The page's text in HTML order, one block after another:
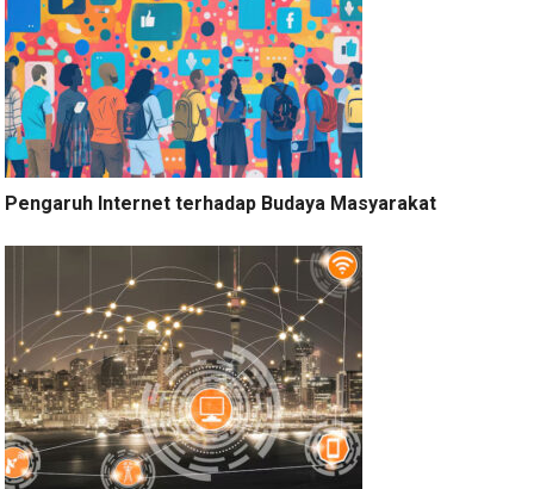
Pengaruh Internet terhadap Budaya Masyarakat